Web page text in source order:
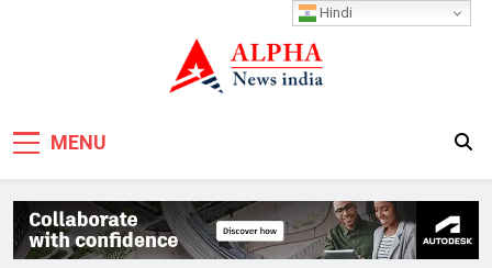
MENU
Hindi